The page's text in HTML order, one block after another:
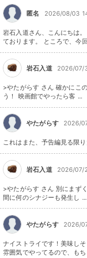
匿名 2026/08/03
岩石入道さん、こんにちは
ております。 ところで、今
岩石入道 2026/07/
>やたがらす さん 確かにこ
う！ 映画館でやったら客 ...
やたがらす 2026/
これはまた、予告編見る限
岩石入道 2026/07/
>やたがらす さん 別にまず
間に何のシナジーも発生し ...
やたがらす 2026/
ナイストライです！美味し
雰囲気でやってるので、も